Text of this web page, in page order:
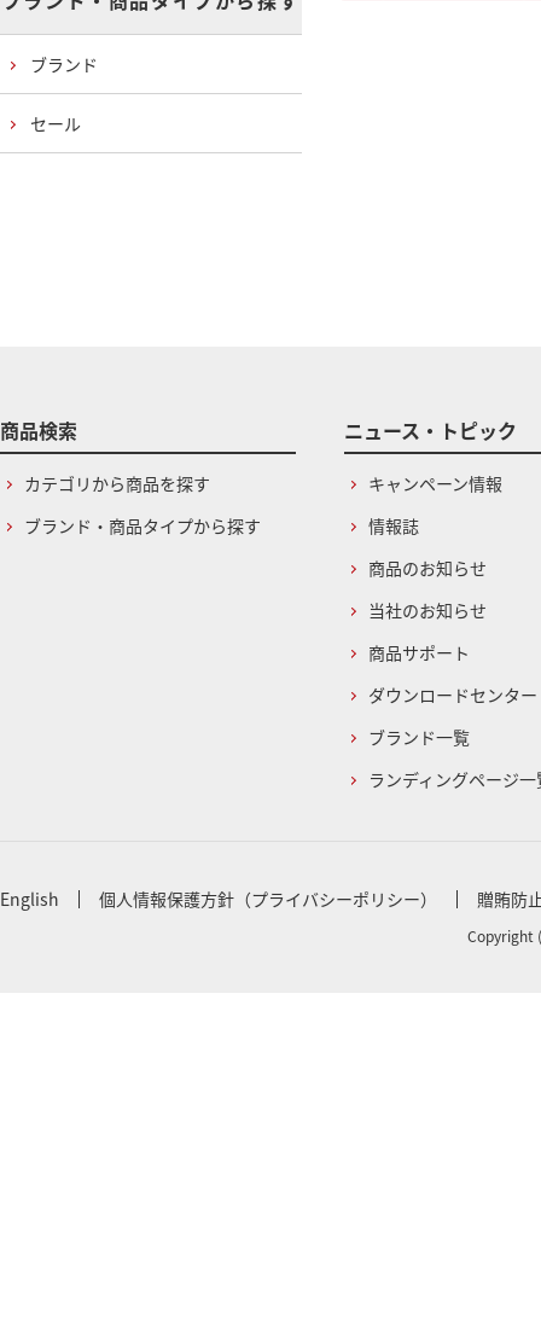
ブランド
セール
商品検索
カテゴリから商品を探す
ブランド・商品タイプから探す
ニュース・トピック
キャンペーン情報
情報誌
商品のお知らせ
当社のお知らせ
商品サポート
ダウンロードセンター
ブランド一覧
ランディングページ一
English 個人情報保護方針（プライバシーポリシー） 贈賄防
Copyright